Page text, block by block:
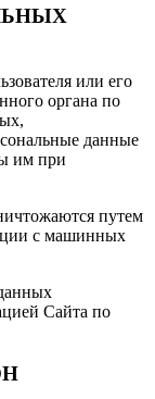
или его
органа по
данные
им при
путем
с машинных
Сайта по